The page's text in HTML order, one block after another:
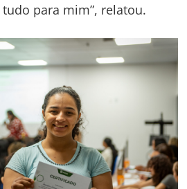
tudo para mim”, relatou.